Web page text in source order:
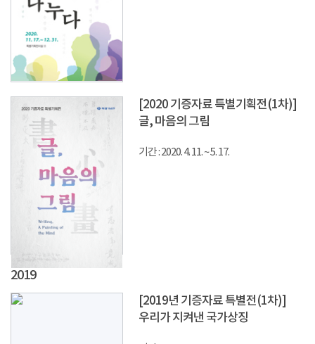
[2020 기증자료 특별기획전(1차)]
글, 마음의 그림
기간 : 2020. 4. 11. ~ 5. 17.
2019
[2019년 기증자료 특별전(1차)]
우리가 지켜낸 국가상징